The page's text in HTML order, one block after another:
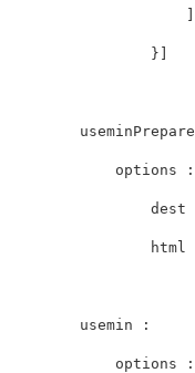
}]
useminPrepare
options :
dest
html
usemin :
options :